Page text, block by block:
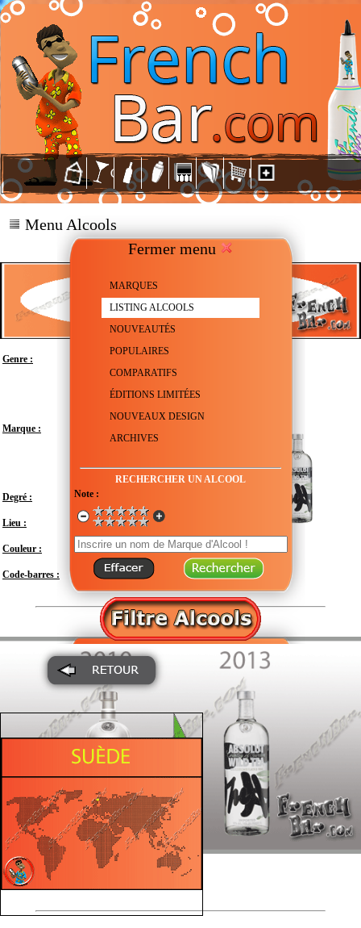
Fermer menu
MARQUES
LISTING ALCOOLS
NOUVEAUTÉS
POPULAIRES
COMPARATIFS
ÉDITIONS LIMITÉES
NOUVEAUX DESIGN
ARCHIVES
RECHERCHER UN ALCOOL
Note :
Menu Alcools
Genre :
Marque :
Degré :
Lieu : Suède - Scanie - Åhus
Couleur : Transparent
Code-barres : 7312040230709